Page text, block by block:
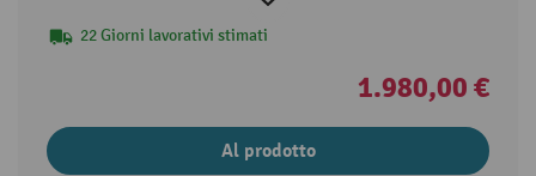
22 Giorni lavorativi stimati
1.980,00 €
Al prodotto